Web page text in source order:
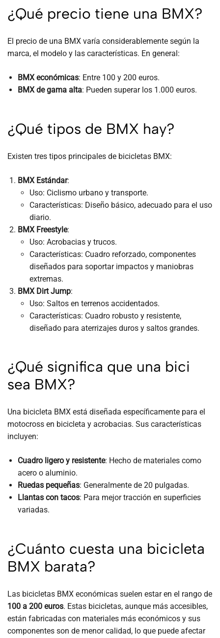
¿Qué precio tiene una BMX?
El precio de una BMX varía considerablemente según la
marca, el modelo y las características. En general:
BMX económicas: Entre 100 y 200 euros.
BMX de gama alta: Pueden superar los 1.000 euros.
¿Qué tipos de BMX hay?
Existen tres tipos principales de bicicletas BMX:
BMX Estándar:
Uso: Ciclismo urbano y transporte.
Características: Diseño básico, adecuado para el uso
diario.
BMX Freestyle:
Uso: Acrobacias y trucos.
Características: Cuadro reforzado, componentes
diseñados para soportar impactos y maniobras
extremas.
BMX Dirt Jump:
Uso: Saltos en terrenos accidentados.
Características: Cuadro robusto y resistente,
diseñado para aterrizajes duros y saltos grandes.
¿Qué significa que una bici
sea BMX?
Una bicicleta BMX está diseñada específicamente para el
motocross en bicicleta y acrobacias. Sus características
incluyen:
Cuadro ligero y resistente: Hecho de materiales como
acero o aluminio.
Ruedas pequeñas: Generalmente de 20 pulgadas.
Llantas con tacos: Para mejor tracción en superficies
variadas.
¿Cuánto cuesta una bicicleta
BMX barata?
Las bicicletas BMX económicas suelen estar en el rango de
100 a 200 euros. Estas bicicletas, aunque más accesibles,
están fabricadas con materiales más económicos y sus
componentes son de menor calidad, lo que puede afectar